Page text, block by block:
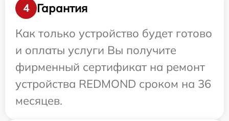
4
Гарантия
Как только устройство будет готово
и оплаты услуги Вы получите
фирменный сертификат на ремонт
устройства REDMOND сроком на 36
месяцев.